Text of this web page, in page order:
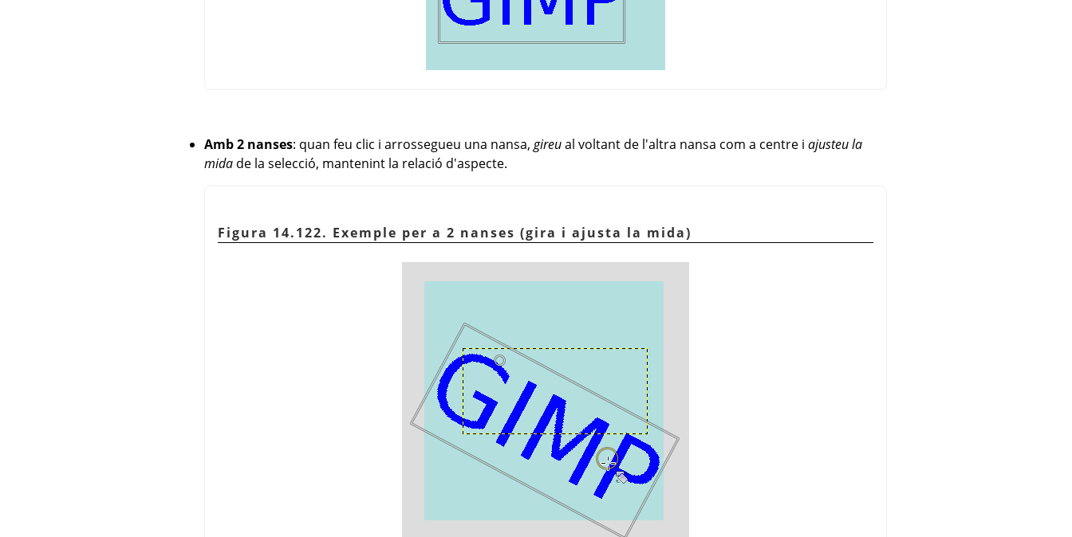
Amb 2 nanses: quan feu clic i arrossegueu una nansa, gireual voltant de l'altra nansa com a centre i ajusteu la
mida de la selecció, mantenint la relació d'aspecte.
Figura 14.122. Exemple per a 2 nanses (gira i ajusta la mida)